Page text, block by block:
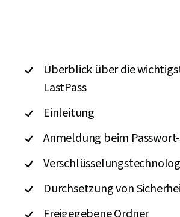
Überblick über die
LastPass
Einleitung
Anmeldung beim
Durchsetzung von